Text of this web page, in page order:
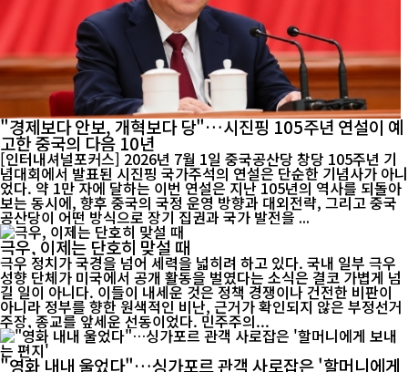
"경제보다 안보, 개혁보다 당"…시진핑 105주년 연설이 예
고한 중국의 다음 10년
[인터내셔널포커스] 2026년 7월 1일 중국공산당 창당 105주년 기
념대회에서 발표된 시진핑 국가주석의 연설은 단순한 기념사가 아니
었다. 약 1만 자에 달하는 이번 연설은 지난 105년의 역사를 되돌아
보는 동시에, 향후 중국의 국정 운영 방향과 대외전략, 그리고 중국
공산당이 어떤 방식으로 장기 집권과 국가 발전을 ...
극우, 이제는 단호히 맞설 때
극우 정치가 국경을 넘어 세력을 넓히려 하고 있다. 국내 일부 극우
성향 단체가 미국에서 공개 활동을 벌였다는 소식은 결코 가볍게 넘
길 일이 아니다. 이들이 내세운 것은 정책 경쟁이나 건전한 비판이
아니라 정부를 향한 원색적인 비난, 근거가 확인되지 않은 부정선거
주장, 종교를 앞세운 선동이었다. 민주주의...
"영화 내내 울었다"…싱가포르 관객 사로잡은 '할머니에게